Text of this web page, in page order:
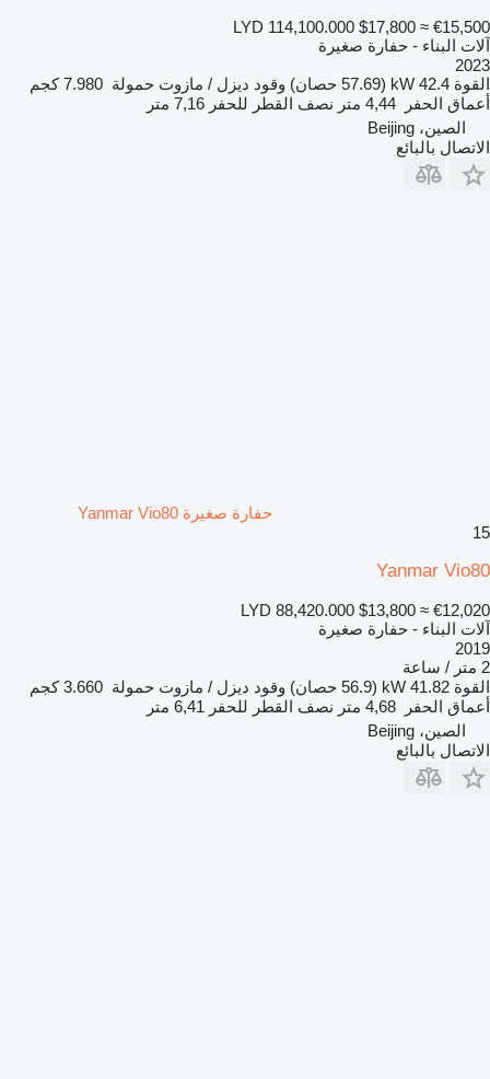
LYD 114,100.000 $17,800 ≈ €15,500
آلات البناء - حفارة صغيرة
2023
القوة 42.4 kW (57.69 حصان) وقود ديزل / مازوت حمولة 7.980 كجم
أعماق الحفر
4,44 متر نصف القطر للحفر 7,16 متر
الصين، Beijing
الاتصال بالبائع
حفارة صغيرة Yanmar Vio80
15
Yanmar Vio80
LYD 88,420.000 $13,800 ≈ €12,020
آلات البناء - حفارة صغيرة
2019
2 متر / ساعة
القوة 41.82 kW (56.9 حصان) وقود ديزل / مازوت حمولة 3.660 كجم
أعماق الحفر
4,68 متر نصف القطر للحفر 6,41 متر
الصين، Beijing
الاتصال بالبائع